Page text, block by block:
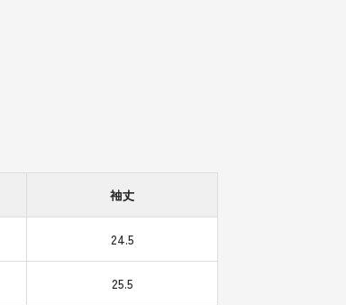
袖丈
24.5
25.5